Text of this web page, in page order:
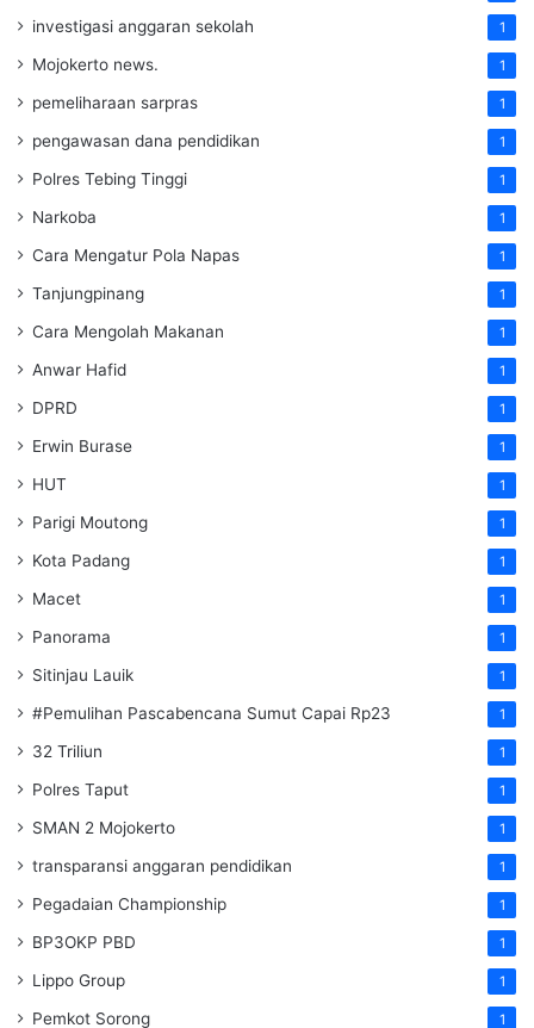
investigasi anggaran sekolah 1
Mojokerto news. 1
pemeliharaan sarpras 1
pengawasan dana pendidikan 1
Polres Tebing Tinggi 1
Narkoba 1
Cara Mengatur Pola Napas 1
Tanjungpinang 1
Cara Mengolah Makanan 1
Anwar Hafid 1
DPRD 1
Erwin Burase 1
HUT 1
Parigi Moutong 1
Kota Padang 1
Macet 1
Panorama 1
Sitinjau Lauik 1
#Pemulihan Pascabencana Sumut Capai Rp23 1
32 Triliun 1
Polres Taput 1
SMAN 2 Mojokerto 1
transparansi anggaran pendidikan 1
Pegadaian Championship 1
BP3OKP PBD 1
Lippo Group 1
Pemkot Sorong 1